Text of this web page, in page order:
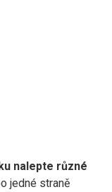
nalepte různé
jedné straně